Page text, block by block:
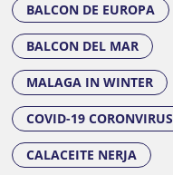
BALCON DE EUROPA
BALCON DEL MAR
MALAGA IN WINTER
COVID-19 CORONVIRUS
CALACEITE NERJA